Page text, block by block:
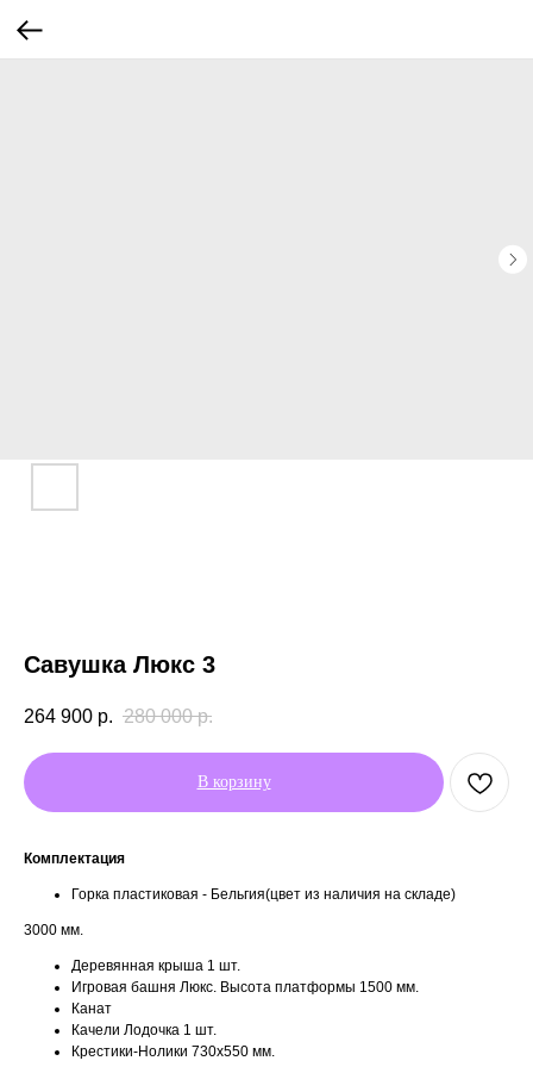
Савушка Люкс 3
264 900 р. 280 000 р.
В корзину
Комплектация
Горка пластиковая - Бельгия(цвет из наличия на складе)
3000 мм.
Деревянная крыша 1 шт.
Игровая башня Люкс. Высота платформы 1500 мм.
Канат
Качели Лодочка 1 шт.
Крестики-Нолики 730х550 мм.